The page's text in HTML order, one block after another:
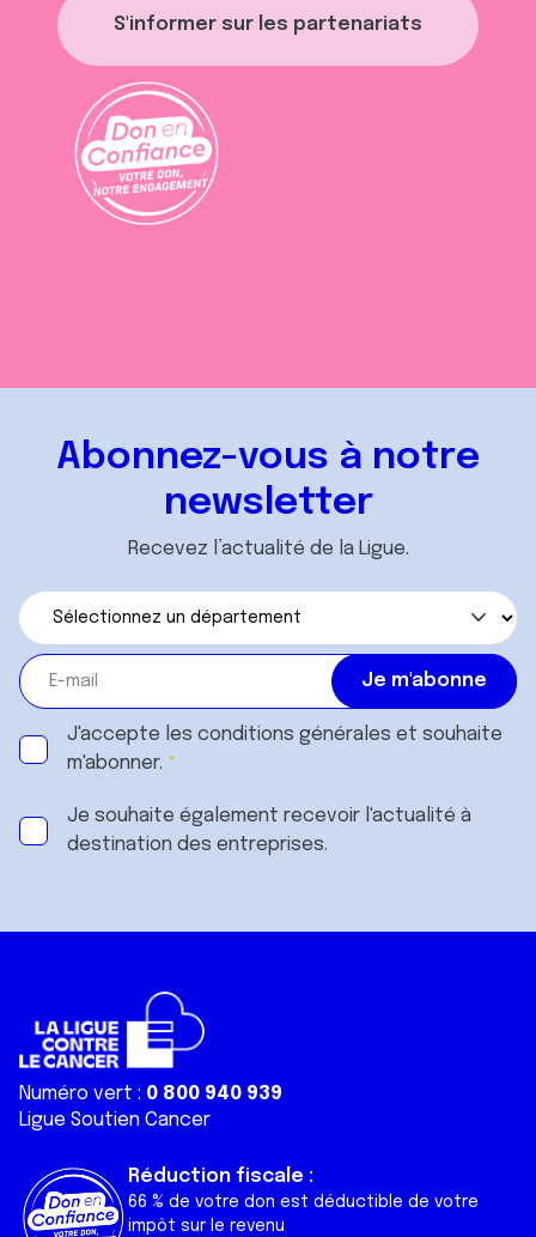
S'informer sur les partenariats
Abonnez-vous à notre
newsletter
Recevez l’actualité de la Ligue.
J'accepte les conditions générales et souhaite
m'abonner.
Je souhaite également recevoir l'actualité à
destination des entreprises.
Numéro vert : 0 800 940 939
Ligue Soutien Cancer
Réduction fiscale :
66 % de votre don est déductible de votre
impôt sur le revenu